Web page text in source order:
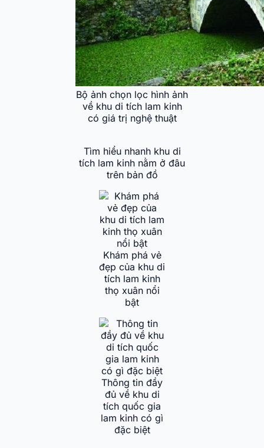
Bộ ảnh chọn lọc hình ảnh
về khu di tích lam kinh
có giá trị nghệ thuật
Tìm hiểu nhanh khu di
tích lam kinh nằm ở đâu
trên bản đồ
Khám phá vẻ
đẹp của khu di
tích lam kinh
thọ xuân nổi
bật
Thông tin đầy
đủ về khu di
tích quốc gia
lam kinh có gì
đặc biệt